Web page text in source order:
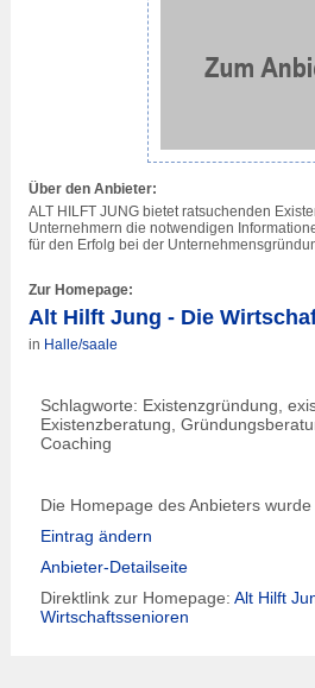
Über den Anbieter:
ALT HILFT JUNG bietet ratsuchenden
Unternehmern die notwendigen
für den Erfolg bei der
Zur Homepage:
Alt Hilft Jung - Die
in Halle/saale
Schlagworte: Existenzgründung,
Existenzberatung,
Coaching
Die Homepage des Anbieters
Eintrag ändern
Anbieter-Detailseite
Direktlink zur Homepage: Alt Hilft
Wirtschaftssenioren